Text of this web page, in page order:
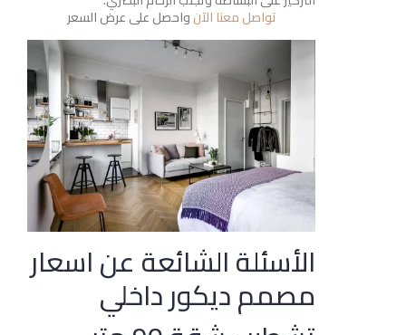
تواصل معنا الآنواحصل على عرض السعر
الأسئلة الشائعة عن اسعار
مصمم ديكور داخلي